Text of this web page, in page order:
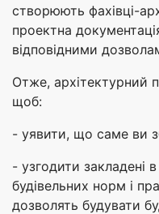
створюють фахівці-
проектна
відповідними
Отже, архітектурний
щоб:
- уявити, що саме ви
- узгодити закладені
будівельних норм і
дозволять будувати